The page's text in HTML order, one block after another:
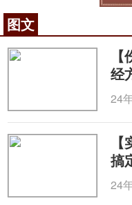
本次论坛由国家
局指导，世界中联、
北省卫生计生委和湖
办，包括祭祀药祖炎帝
论坛、民俗活动、业
专家沙龙、产品展销10
咨询电话：010-
图文
经
24
搞
24